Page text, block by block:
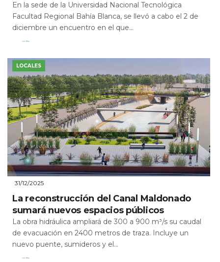
En la sede de la Universidad Nacional Tecnológica
Facultad Regional Bahía Blanca, se llevó a cabo el 2 de
diciembre un encuentro en el que...
Leer Más
LOCALES
31/12/2025
La reconstrucción del Canal Maldonado
sumará nuevos espacios públicos
La obra hidráulica ampliará de 300 a 900 m³/s su caudal
de evacuación en 2400 metros de traza. Incluye un
nuevo puente, sumideros y el...
Leer Más